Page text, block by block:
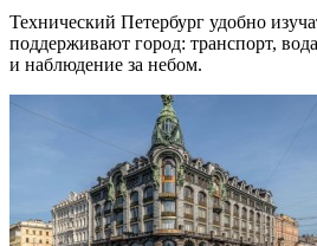
Технический Петербург удобно
поддерживают город: транспорт,
и наблюдение за небом.